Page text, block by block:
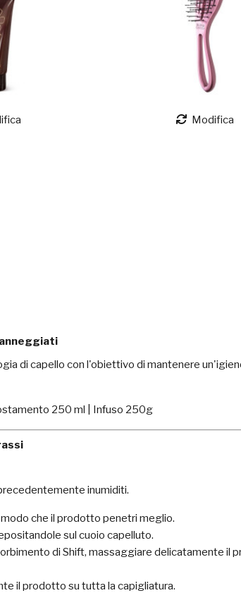
Modifica
di capello con l'obiettivo di mantenere
250 ml | Infuso 250g
inumiditi.
che il prodotto penetri meglio.
sul cuoio capelluto.
di Shift, massaggiare delicatamente il
il prodotto su tutta la capigliatura.